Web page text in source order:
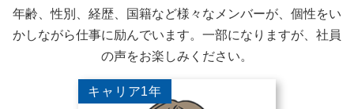
年齢、性別、経歴、国籍など様々なメンバーが、 個性をい
かしながら仕事に励んでいます。 一部になりますが、社員
の声をお楽しみください。
キャリア1年